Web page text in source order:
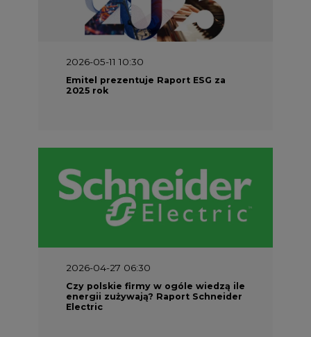
2026-05-11 10:30
Emitel prezentuje Raport ESG za
2025 rok
2026-04-27 06:30
Czy polskie firmy w ogóle wiedzą ile
energii zużywają? Raport Schneider
Electric